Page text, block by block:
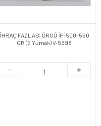
İHRAÇ FAZLASI ÖRGÜ İPİ 500-550
GR (5 Yumak) V-5598